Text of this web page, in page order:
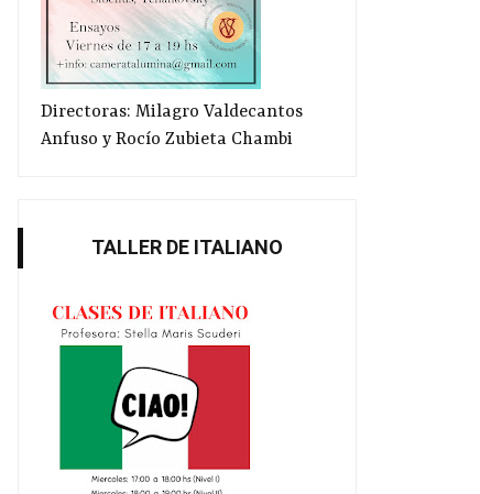
Oráculos, laberintos,
instalaciones...
Directoras: Milagro Valdecantos
Anfuso y Rocío Zubieta Chambi
TALLER DE ITALIANO